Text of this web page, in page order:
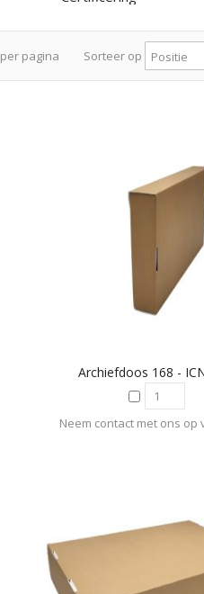
Sorteer op
per pagina
Archiefdoos 168 -
Neem contact met ons op